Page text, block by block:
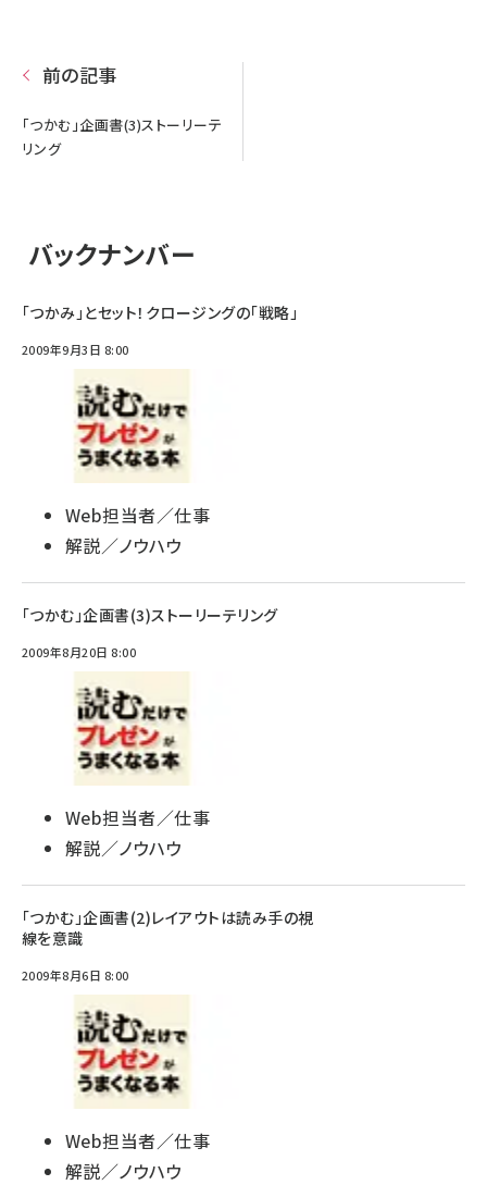
前の記事
「つかむ」企画書(3)ストーリーテ
リング
バックナンバー
「つかみ」とセット！クロージングの「戦略」
2009年9月3日 8:00
Web担当者／仕事
解説／ノウハウ
「つかむ」企画書(3)ストーリーテリング
2009年8月20日 8:00
Web担当者／仕事
解説／ノウハウ
「つかむ」企画書(2)レイアウトは読み手の視
線を意識
2009年8月6日 8:00
Web担当者／仕事
解説／ノウハウ